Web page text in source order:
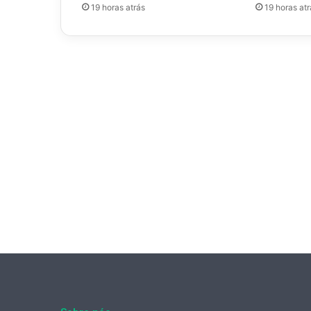
19 horas atrás 19 horas